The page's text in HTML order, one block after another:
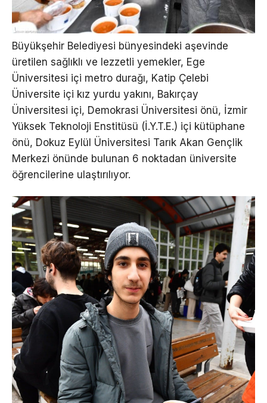
Büyükşehir Belediyesi bünyesindeki aşevinde
üretilen sağlıklı ve lezzetli yemekler, Ege
Üniversitesi içi metro durağı, Katip Çelebi
Üniversite içi kız yurdu yakını, Bakırçay
Üniversitesi içi, Demokrasi Üniversitesi önü, İzmir
Yüksek Teknoloji Enstitüsü (İ.Y.T.E.) içi kütüphane
önü, Dokuz Eylül Üniversitesi Tarık Akan Gençlik
Merkezi önünde bulunan 6 noktadan üniversite
öğrencilerine ulaştırılıyor.